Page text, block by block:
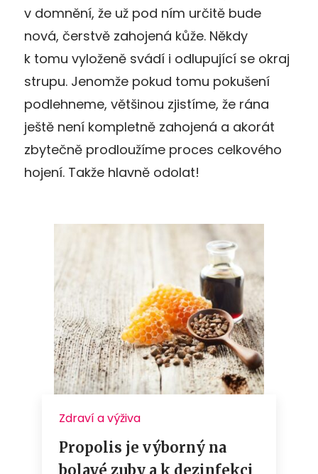
v domnění, že už pod ním určitě bude
nová, čerstvě zahojená kůže. Někdy
k tomu vyloženě svádí i odlupující se okraj
strupu. Jenomže pokud tomu pokušení
podlehneme, většinou zjistíme, že rána
ještě není kompletně zahojená a akorát
zbytečně prodloužíme proces celkového
hojení. Takže hlavně odolat!